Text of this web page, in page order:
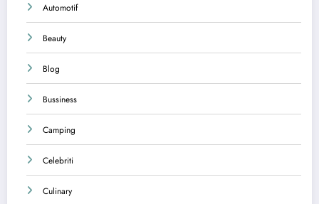
Automotif
Beauty
Blog
Bussiness
Camping
Celebriti
Culinary